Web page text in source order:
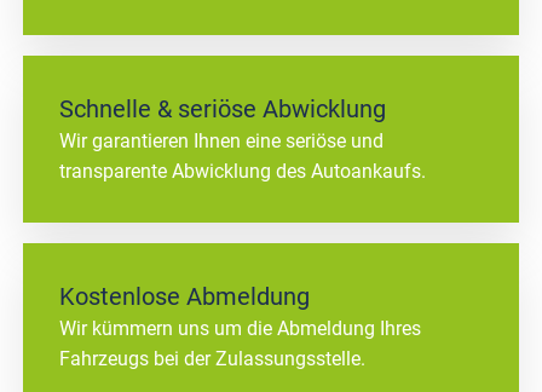
Schnelle & seriöse Abwicklung
Wir garantieren Ihnen eine seriöse und
transparente Abwicklung des Autoankaufs.
Kostenlose Abmeldung
Wir kümmern uns um die Abmeldung Ihres
Fahrzeugs bei der Zulassungsstelle.